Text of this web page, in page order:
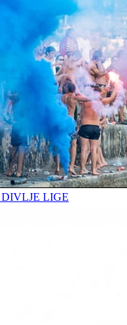
LIGE